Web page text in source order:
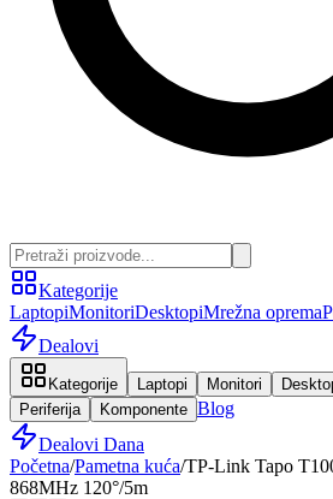
Kategorije
LaptopiMonitoriDesktopiMrežna oprema
Dealovi
Kategorije Laptopi Monitori
Periferija
Komponente Blog
Dealovi Dana
Početna/Pametna kuća/TP-Link Tapo
868MHz 120°/5m